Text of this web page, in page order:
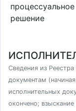
процессуальное
решение
Сведения из
документам
исполнительных
окончено;